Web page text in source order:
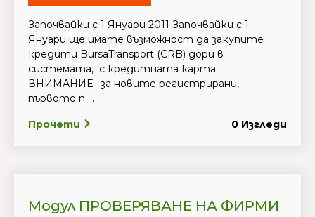
Започвайки с 1 Януари 2011 Започвайки с 1
Януари ще имате възможност да закупите
кредити BursaTransport (CRB) дори в
системата, с кредитната карта.
ВНИМАНИЕ: за новите регистрирани,
първото п ...
Прочети 0 Изгледи
Модул ПРОВЕРЯВАНЕ НА ФИРМИ